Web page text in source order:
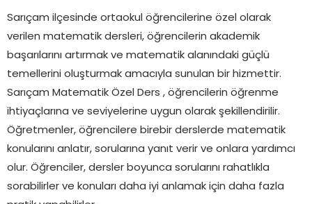
Sarıçam ilçesinde ortaokul öğrencilerine özel olarak
verilen matematik dersleri, öğrencilerin akademik
başarılarını artırmak ve matematik alanındaki güçlü
temellerini oluşturmak amacıyla sunulan bir hizmettir.
Sarıçam Matematik Özel Ders , öğrencilerin öğrenme
ihtiyaçlarına ve seviyelerine uygun olarak şekillendirilir.
Öğretmenler, öğrencilere birebir derslerde matematik
konularını anlatır, sorularına yanıt verir ve onlara yardımcı
olur. Öğrenciler, dersler boyunca sorularını rahatlıkla
sorabilirler ve konuları daha iyi anlamak için daha fazla